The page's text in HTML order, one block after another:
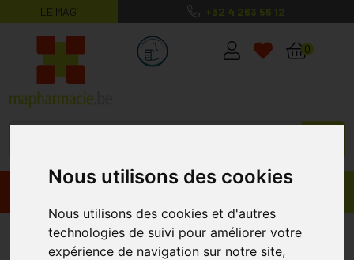
Nous utilisons des cookies
Nous utilisons des cookies et d'autres
technologies de suivi pour améliorer votre
expérience de navigation sur notre site,
LE MAG’ +32 4 263 56 12
MaPharmacie.be ma santé, mes
0
Aquacel Ag Foam Adhesif 8x8cm